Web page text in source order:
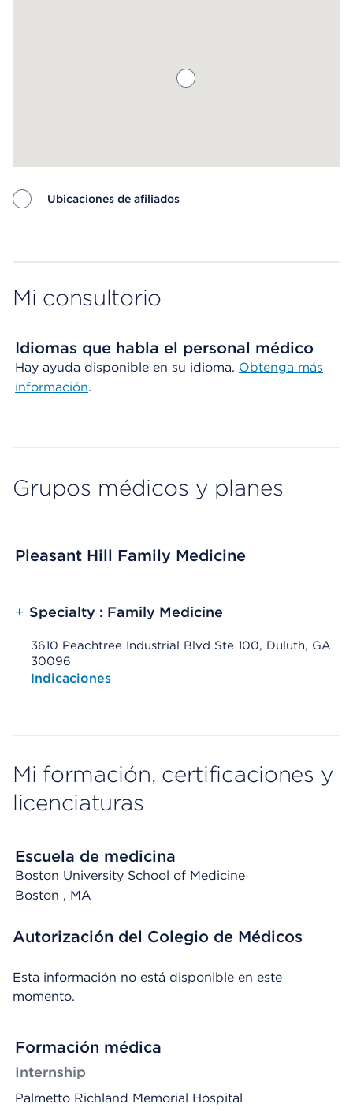
Ubicaciones de afiliados
Mi consultorio
Idiomas que habla el personal médico
Hay ayuda disponible en su idioma. Obtenga más
información.
Grupos médicos y planes
Pleasant Hill Family Medicine
+ Specialty : Family Medicine
3610 Peachtree Industrial Blvd Ste 100, Duluth, GA
30096
Opens native map application on mobile devices
Indicaciones
Mi formación, certificaciones y
licenciaturas
Escuela de medicina
Boston University School of Medicine
Boston , MA
Autorización del Colegio de Médicos
Esta información no está disponible en este
momento.
Formación médica
Internship
Palmetto Richland Memorial Hospital